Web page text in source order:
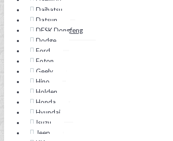
Daihatsu
Datsun
DFSK Dongfeng
Dodge
Ford
Foton
Geely
Hino
Holden
Honda
Hyundai
Isuzu
Jeep